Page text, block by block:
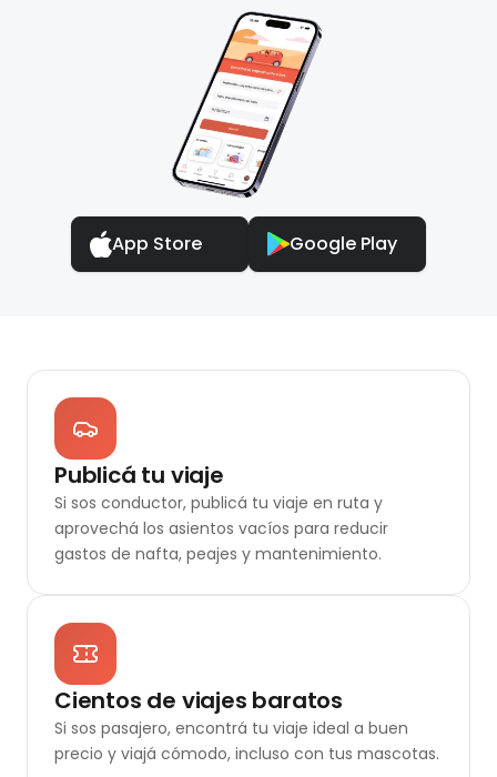
App Store Google Play
Publicá tu viaje
Si sos conductor, publicá tu viaje en ruta y
aprovechá los asientos vacíos para reducir
gastos de nafta, peajes y mantenimiento.
Cientos de viajes baratos
Si sos pasajero, encontrá tu viaje ideal a buen
precio y viajá cómodo, incluso con tus mascotas.